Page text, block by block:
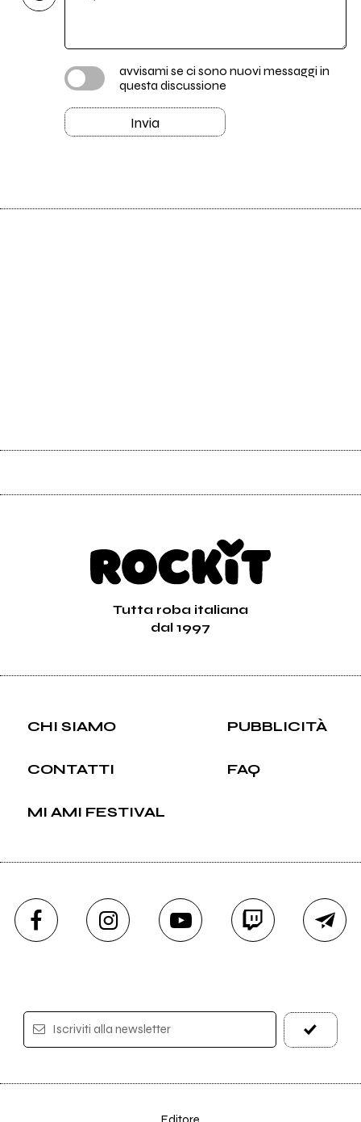
avvisami se ci sono nuovi messaggi in
questa discussione
Invia
Tutta roba italiana
dal 1997
CHI SIAMO PUBBLICITÀ
CONTATTI FAQ
MI AMI FESTIVAL
Iscriviti alla newsletter